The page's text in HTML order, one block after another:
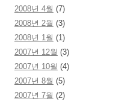
2008년 4월 (7)
2008년 2월 (3)
2008년 1월 (1)
2007년 12월 (3)
2007년 10월 (4)
2007년 8월 (5)
2007년 7월 (2)